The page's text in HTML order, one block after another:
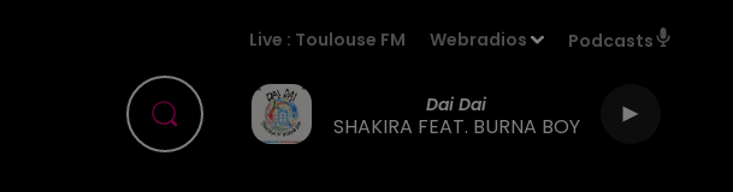
Live : Toulouse FM Webradios Podcasts
Dai Dai
SHAKIRA FEAT. BURNA BOY